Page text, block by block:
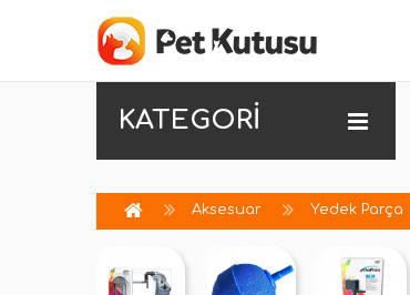
KATEGORİ
Aksesuar Yedek Parça